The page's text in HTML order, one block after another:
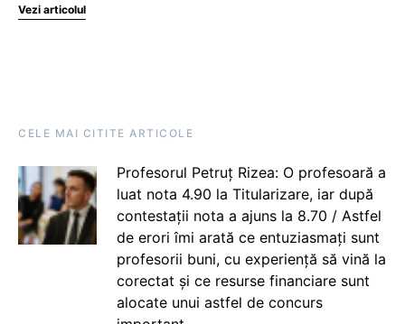
Vezi articolul
CELE MAI CITITE ARTICOLE
Profesorul Petruț Rizea: O profesoară a
luat nota 4.90 la Titularizare, iar după
contestații nota a ajuns la 8.70 / Astfel
de erori îmi arată ce entuziasmați sunt
profesorii buni, cu experiență să vină la
corectat și ce resurse financiare sunt
alocate unui astfel de concurs